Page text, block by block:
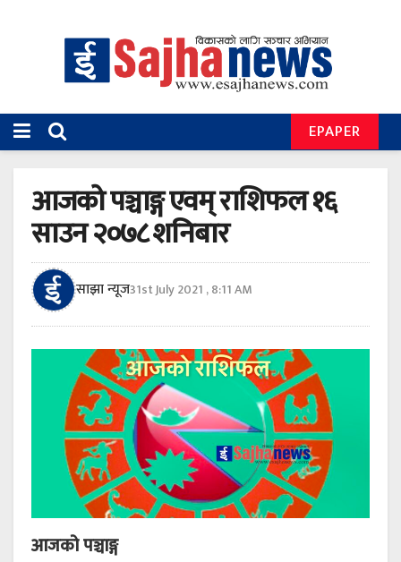
EPAPER
आजको पञ्चाङ्ग एवम् राशिफल १६
साउन २०७८ शनिबार
साझा न्यूज31st July 2021 , 8:11 AM
आजको पञ्चाङ्ग